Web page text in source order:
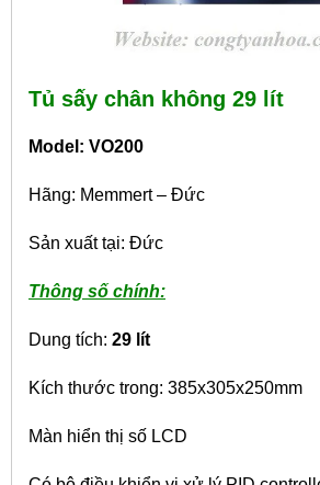
Tủ sấy chân không 29 lít
Model: VO200
Hãng: Memmert – Đức
Sản xuất tại: Đức
Thông số chính:
Dung tích: 29 lít
Kích thước trong: 385x305x250mm
Màn hiển thị số LCD